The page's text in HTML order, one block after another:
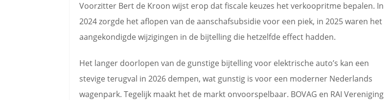
Voorzitter Bert de Kroon wijst erop dat fiscale keuzes het verkoopritme bepalen. In
2024 zorgde het aflopen van de aanschafsubsidie voor een piek, in 2025 waren het
aangekondigde wijzigingen in de bijtelling die hetzelfde effect hadden.
Het langer doorlopen van de gunstige bijtelling voor elektrische auto’s kan een
stevige terugval in 2026 dempen, wat gunstig is voor een moderner Nederlands
wagenpark. Tegelijk maakt het de markt onvoorspelbaar. BOVAG en RAI Vereniging